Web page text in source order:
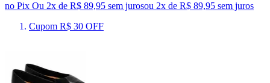
no Pix Ou 2x de R$ 89,95 sem jurosou 2x de R$ 89,95 sem juros
Cupom R$ 30 OFF